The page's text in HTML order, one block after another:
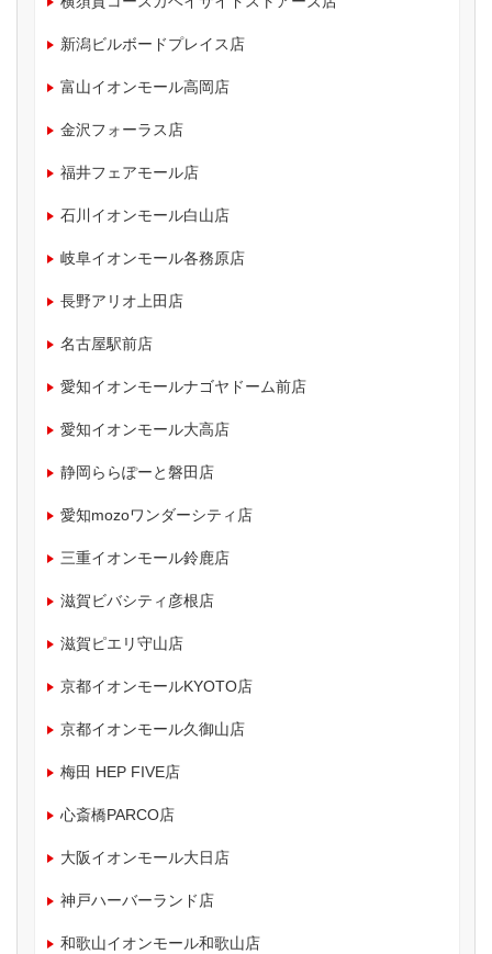
新潟ビルボードプレイス店
富山イオンモール高岡店
金沢フォーラス店
福井フェアモール店
石川イオンモール白山店
岐阜イオンモール各務原店
長野アリオ上田店
名古屋駅前店
愛知イオンモールナゴヤドーム前店
愛知イオンモール大高店
静岡ららぽーと磐田店
愛知mozoワンダーシティ店
三重イオンモール鈴鹿店
滋賀ビバシティ彦根店
滋賀ピエリ守山店
京都イオンモールKYOTO店
京都イオンモール久御山店
梅田 HEP FIVE店
心斎橋PARCO店
大阪イオンモール大日店
神戸ハーバーランド店
和歌山イオンモール和歌山店